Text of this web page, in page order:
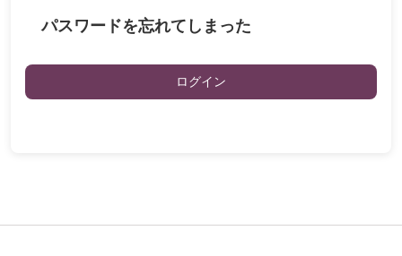
パスワードを忘れてしまった
ログイン